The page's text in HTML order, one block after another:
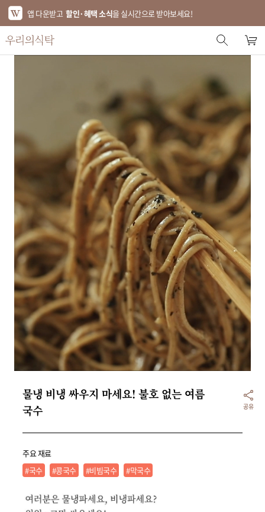
앱 다운받고 할인·혜택 소식을 실시간으로 받아보세요!
에디터 추천
한정특가
베스트
신상품
기획전
브랜드
푸드
키친
리빙
가전
공유
물냉 비냉 싸우지 마세요! 불호 없는 여름
국수
주요 재료
#국수
#콩국수 #비빔국수 #막국수